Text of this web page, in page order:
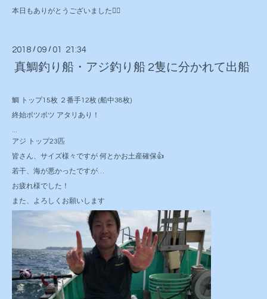
本日もありがとうございました🙇‍♂️
2018 / 09 / 01 21:34
真鯛釣り船・アジ釣り船 2隻に分かれて出船
鯛 トップ15枚 ２番手12枚 (船中38枚)
終始ポツポツ アタリあり！
...
アジ トップ23匹
皆さん、サイズ様々ですが 何とかお土産確保👍
若干、海が悪かったですが…
お疲れ様でした！
また、よろしくお願いします